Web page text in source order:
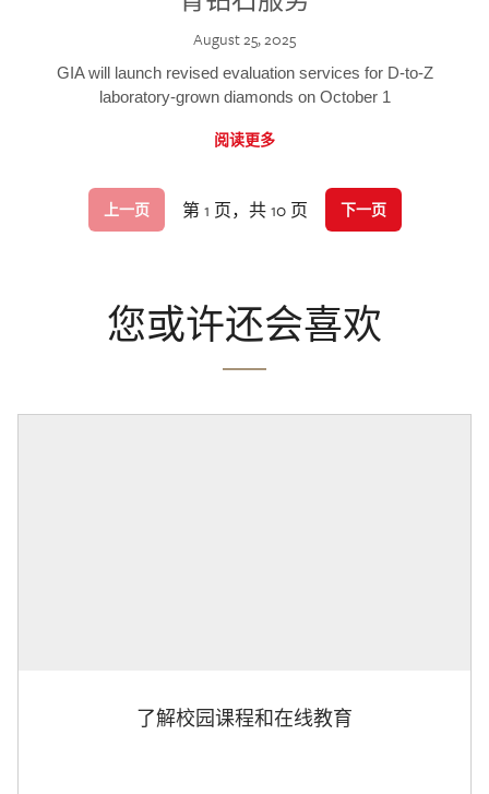
August 25, 2025
GIA will launch revised evaluation services for D-to-Z
laboratory-grown diamonds on October 1
阅读更多
上一页 第 1 页，共 10 页 下一页
您或许还会喜欢
了解校园课程和在线教育